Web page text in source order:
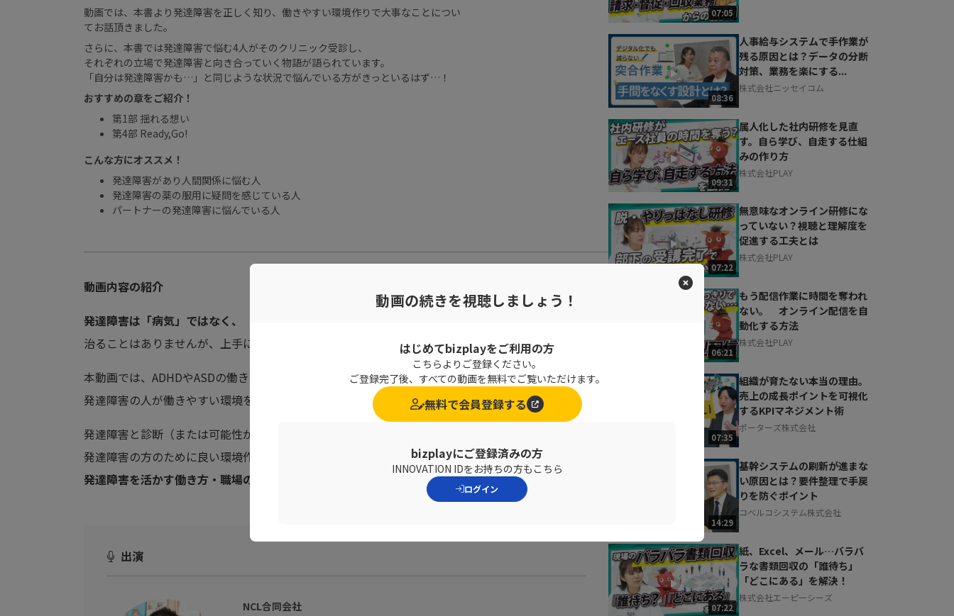
動画では、本書より発達障害を正しく知り、働きやすい環境作りで大事なことについ
てお話頂きました。
さらに、本書では発達障害で悩む4人がそのクリニック受診し、
それぞれの立場で発達障害と向き合っていく物語が語られています。
「自分は発達障害かも…」と同じような状況で悩んでいる方がきっといるはず…！
おすすめの章をご紹介！
第1部 揺れる想い
第4部 Ready,Go!
こんな方にオススメ！
発達障害があり人間関係に悩む人
発達障害の薬の服用に疑問を感じている人
パートナーの発達障害に悩んでいる人
動画内容の紹介
発達障害は「病気」ではなく、「脳の構造の問題」です!
治ることはありませんが、上手に付き合っていくことでそれが長所にもなります！
本動画では、ADHDやASDの働き方の特徴や
発達障害の人が働きやすい環境を作るために職場ができることを詳しく解説して頂きました。
発達障害と診断（または可能性がある）された方、
発達障害の方のために良い環境作りがしたいと考えている方に向けて
発達障害を活かす働き方・職場のあり方を学びましょう！
出演
NCL合同会社
07:05
08:36
人事給与システムで手作業が
残る原因とは？データの分断
対策、業務を楽にする...
株式会社ニッセイコム
09:31
属人化した社内研修を見直
す。自ら学び、自走する仕組
みの作り方
株式会社PLAY
07:22
無意味なオンライン研修にな
っていない？視聴と理解度を
促進する工夫とは
株式会社PLAY
06:21
もう配信作業に時間を奪われ
ない。 オンライン配信を自
動化する方法
株式会社PLAY
07:35
組織が育たない本当の理由。
売上の成長ポイントを可視化
するKPIマネジメント術
ポーターズ株式会社
14:29
基幹システムの刷新が進まな
い原因とは？要件整理で手戻
りを防ぐポイント
コベルコシステム株式会社
07:22
紙、Excel、メール…バラバ
ラな書類回収の「誰待ち」
「どこにある」を解決！
株式会社エーピーシーズ
動画の続きを視聴しましょう！
はじめてbizplayをご利用の方
こちらよりご登録ください。
ご登録完了後、すべての動画を無料でご覧いただけます。
無料で会員登録する
bizplayにご登録済みの方
INNOVATION IDをお持ちの方もこちら
ログイン